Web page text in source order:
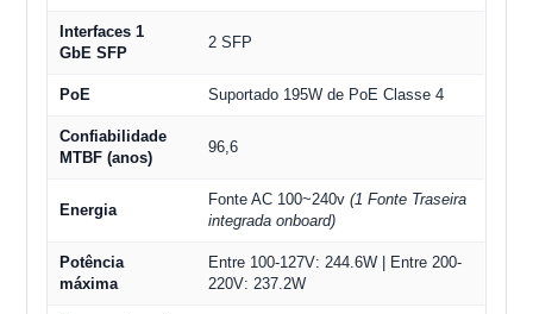
Interfaces 1
GbE SFP
2 SFP
PoE Suportado 195W de PoE Classe 4
Confiabilidade
MTBF (anos)
96,6
Energia
Fonte AC 100~240v (1 Fonte Traseira
integrada onboard)
Potência
máxima
Entre 100-127V: 244.6W | Entre 200-
220V: 237.2W